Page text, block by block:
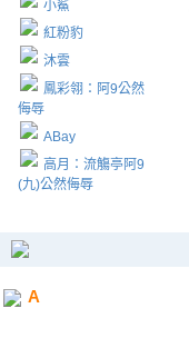
小鯊
紅粉豹
沐雲
鳳彩翎：阿9公然
侮辱
ABay
高月：流觴亭阿9
(九)公然侮辱
A